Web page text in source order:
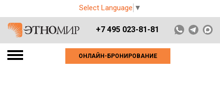
Select Language ▼
+7 495 023-81-81
ОНЛАЙН-БРОНИРОВАНИЕ